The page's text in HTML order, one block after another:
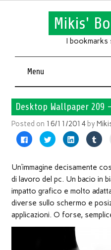
Mikis'
I bookmarks
Menu
Desktop Wallpaper 209
Posted on 16/11/2014 by
Fai
clic
Facebook
apre
una
nuova
finestra)
Fai
clic
su
(Si
apre
in
nuova
Fai
clic
su
(Si
in
nuova
finestra)
Fai
clic
su
(Si
in
Un’immagine decisamente
di lavoro del pc. Un bacio in
impatto grafico e molto
diverse sullo schermo e
applicazioni. O forse,